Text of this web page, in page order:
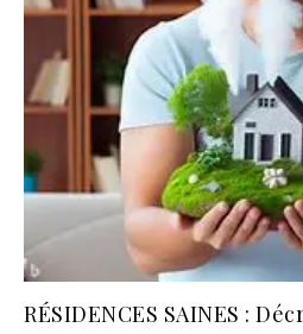
RÉSIDENCES SAINES :